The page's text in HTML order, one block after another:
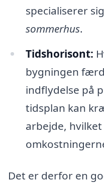
specialiserer
sommerhus.
Tidshorisont:
bygningen
indflydelse på
tidsplan kan
arbejde,
Det er derfor en